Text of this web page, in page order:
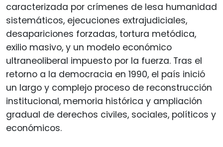
caracterizada por crímenes de lesa humanidad
sistemáticos, ejecuciones extrajudiciales,
desapariciones forzadas, tortura metódica,
exilio masivo, y un modelo económico
ultraneoliberal impuesto por la fuerza. Tras el
retorno a la democracia en 1990, el país inició
un largo y complejo proceso de reconstrucción
institucional, memoria histórica y ampliación
gradual de derechos civiles, sociales, políticos y
económicos.